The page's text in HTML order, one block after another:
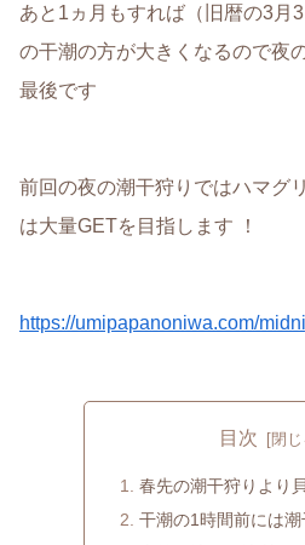
あと1ヵ月もすれば（旧暦の3月
の干潮の方が大きくなるので夜
最後です
前回の夜の潮干狩りではハマグ
は大量GETを目指します ！
https://umipapanoniwa.com/
目次
春先の潮干狩りより
干潮の1時間前には潮